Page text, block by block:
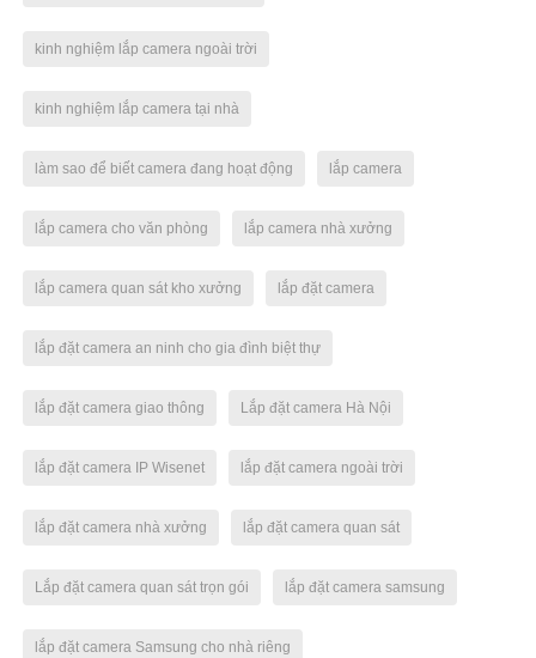
kinh nghiệm lắp camera ngoài trời
kinh nghiệm lắp camera tại nhà
làm sao để biết camera đang hoạt động lắp camera
lắp camera cho văn phòng lắp camera nhà xưởng
lắp camera quan sát kho xưởng lắp đặt camera
lắp đặt camera an ninh cho gia đình biệt thự
lắp đặt camera giao thông Lắp đặt camera Hà Nội
lắp đặt camera IP Wisenet lắp đặt camera ngoài trời
lắp đặt camera nhà xưởng lắp đặt camera quan sát
Lắp đặt camera quan sát trọn gói lắp đặt camera samsung
lắp đặt camera Samsung cho nhà riêng